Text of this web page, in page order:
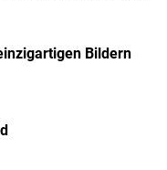
Bildern